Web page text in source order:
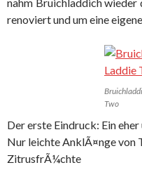
renoviert und um eine
Two
Der erste Eindruck: Ein
Nur leichte AnklÃ¤nge von
ZitrusfrÃ¼chte